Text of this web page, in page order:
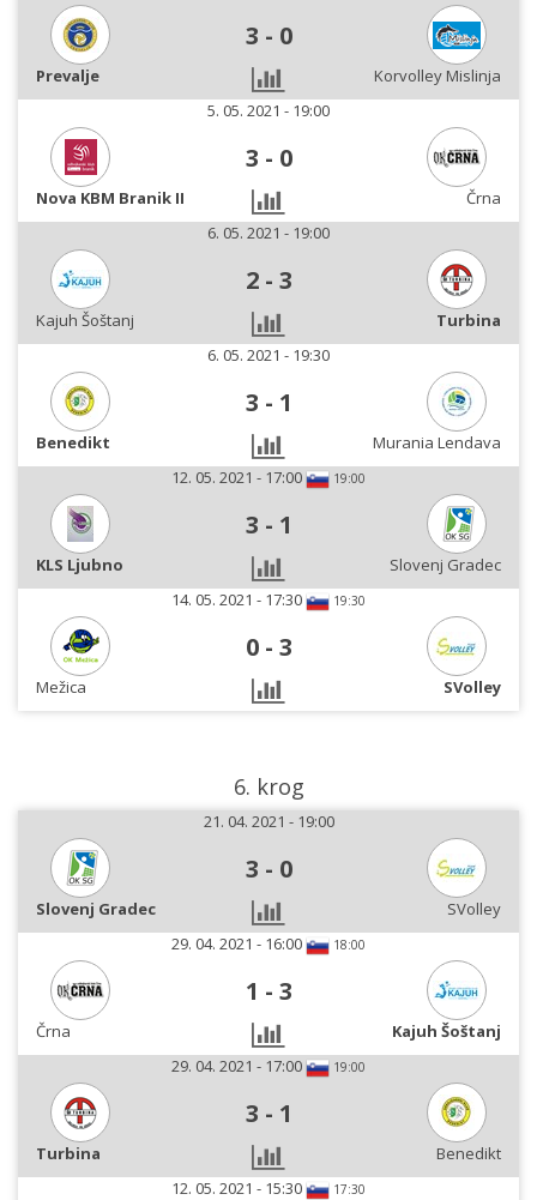
3 - 0
Prevalje
Korvolley Mislinja
5. 05. 2021 - 19:00
3 - 0
Nova KBM Branik II
Črna
6. 05. 2021 - 19:00
2 - 3
Kajuh Šoštanj
Turbina
6. 05. 2021 - 19:30
3 - 1
Benedikt
Murania Lendava
12. 05. 2021 - 17:00
19:00
3 - 1
KLS Ljubno
Slovenj Gradec
14. 05. 2021 - 17:30
19:30
0 - 3
Mežica SVolley
6. krog
21. 04. 2021 - 19:00
3 - 0
Slovenj Gradec
SVolley
29. 04. 2021 - 16:00
18:00
1 - 3
Črna
Kajuh Šoštanj
29. 04. 2021 - 17:00
19:00
3 - 1
Turbina
Benedikt
12. 05. 2021 - 15:30
17:30